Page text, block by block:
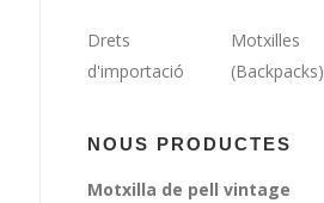
Drets
d'importació
Motxilles
(Backpacks)
NOUS PRODUCTES
Motxilla de pell vintage